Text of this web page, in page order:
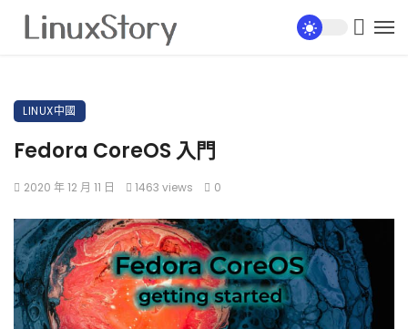
LINUX中國
Fedora CoreOS 入門
2020 年 12 月 11 日 1463 views 0